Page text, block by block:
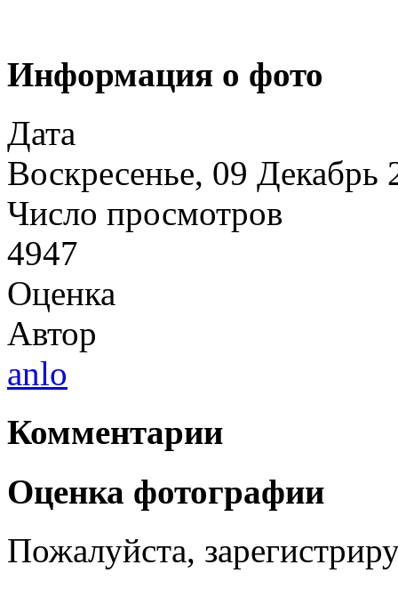
Информация о фото
Дата
Воскресенье, 09 Декабрь
Число просмотров
4947
Оценка
Автор
anlo
Комментарии
Оценка фотографии
Пожалуйста,